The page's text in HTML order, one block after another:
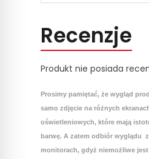
Recenzje
Produkt nie posiada
Prosimy pamiętać, że wygląd
samo zdjęcie na różnych
oświetleniowych, które mają
barwę. A zatem odbiór wyglądu
monitorach, gdyż niemożliwe